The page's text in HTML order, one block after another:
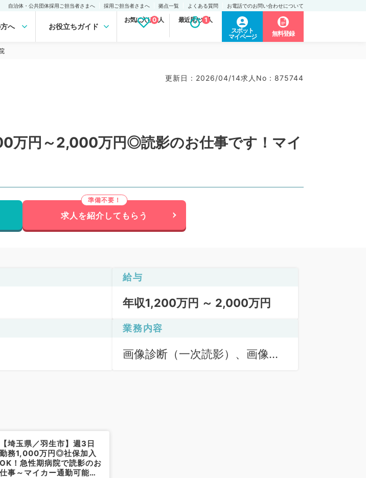
自治体・公共団体採用ご担当者さまへ 採用ご担当者さまへ 拠点一覧 よくある質問 お電話でのお問い合わせについて
へ お役立ちガイド
お気に入り求人
0 最近見た求人
1
スポット
マイページ
無料登録
更新日 : 2026/04/14求人No : 875744
万円～2,000万円◎読影のお仕事です！マイ
求人を紹介してもらう
給与
年収1,200万円 ～ 2,000万円
業務内容
画像診断（一次読影）、画像診
【埼玉県／羽生市】週3日
勤務1,000万円◎社保加入
OK！急性期病院で読影のお
仕事～マイカー通勤可能